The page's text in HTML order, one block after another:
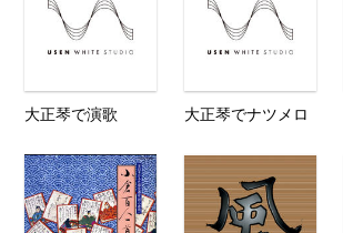
大正琴で演歌 大正琴でナツメロ